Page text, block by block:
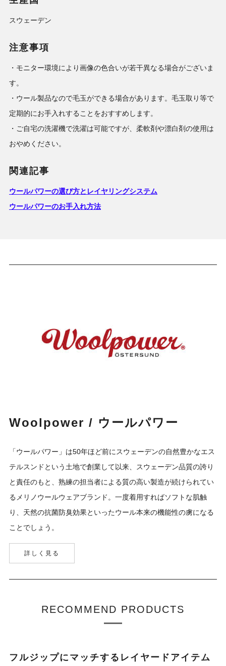
スウェーデン
注意事項
・モニター環境により画像の色合いが若干異なる場合がございま
す。
・ウール製品なので毛玉ができる場合があります。毛玉取り等で
定期的にお手入れすることをおすすめします。
・ご自宅の洗濯機で洗濯は可能ですが、柔軟剤や漂白剤の使用は
おやめください。
関連記事
ウールパワーの選び方とレイヤリングシステム
ウールパワーのお手入れ方法
Woolpower / ウールパワー
「ウールパワー」は50年ほど前にスウェーデンの自然豊かなエス
テルスンドという土地で創業して以来、スウェーデン品質の誇り
と責任のもと、熟練の担当者による質の高い製造が続けられてい
るメリノウールウェアブランド。一度着用すればソフトな肌触
り、天然の抗菌防臭効果といったウール本来の機能性の虜になる
ことでしょう。
詳しく見る
RECOMMEND PRODUCTS
フルジップにマッチするレイヤードアイテム